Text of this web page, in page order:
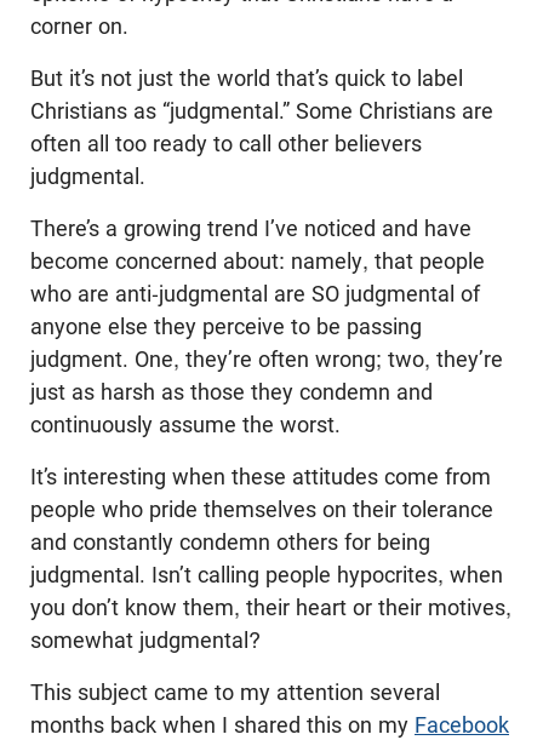
corner on.
But it’s not just the world that’s quick to label
Christians as “judgmental.” Some Christians are
often all too ready to call other believers
judgmental.
There’s a growing trend I’ve noticed and have
become concerned about: namely, that people
who are anti-judgmental are SO judgmental of
anyone else they perceive to be passing
judgment. One, they’re often wrong; two, they’re
just as harsh as those they condemn and
continuously assume the worst.
It’s interesting when these attitudes come from
people who pride themselves on their tolerance
and constantly condemn others for being
judgmental. Isn’t calling people hypocrites, when
you don’t know them, their heart or their motives,
somewhat judgmental?
This subject came to my attention several
months back when I shared this on my Facebook